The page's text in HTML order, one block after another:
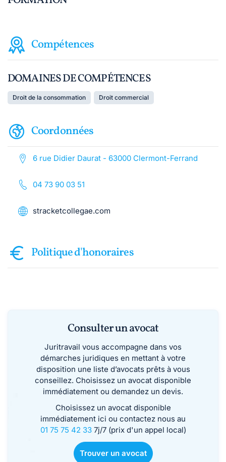
Compétences
DOMAINES DE COMPÉTENCES
Droit de la consommation Droit commercial
Coordonnées
6 rue Didier Daurat - 63000 Clermont-Ferrand
04 73 90 03 51
stracketcollegae.com
Politique d'honoraires
Consulter un avocat
Juritravail vous accompagne dans vos
démarches juridiques en mettant à votre
disposition une liste d’avocats prêts à vous
conseillez. Choisissez un avocat disponible
immédiatement ou demandez un devis.
Choisissez un avocat disponible
immédiatement ici ou contactez nous au
01 75 75 42 337j/7 (prix d'un appel local)
Trouver un avocat